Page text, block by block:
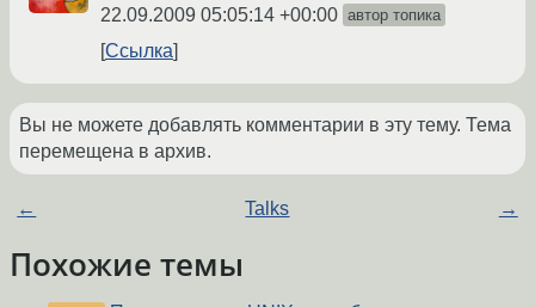
22.09.2009 05:05:14 +00:00 автор топика
Ссылка
Вы не можете добавлять комментарии в эту тему. Тема
перемещена в архив.
← Talks →
Похожие темы